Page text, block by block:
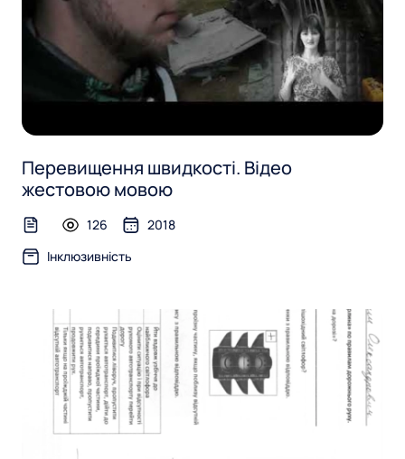
Перевищення швидкості. Відео
жестовою мовою
text-file126
2018
Інклюзивність